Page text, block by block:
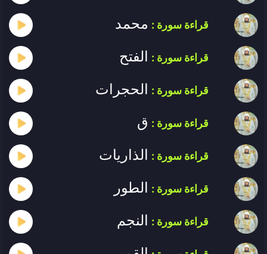
قراءة سورة : محمد
قراءة سورة : الفتح
قراءة سورة : الحجرات
قراءة سورة : ق
قراءة سورة : الذاريات
قراءة سورة : الطور
قراءة سورة : النجم